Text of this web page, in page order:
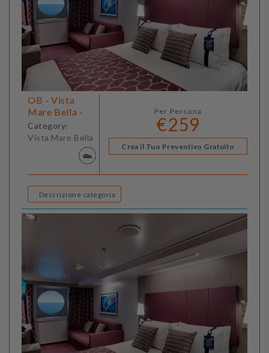
OB - Vista
Mare Bella -
Category:
Vista Mare Bella
Per Persona
€259
Crea il Tuo Preventivo Gratuito
Descrizione categoria